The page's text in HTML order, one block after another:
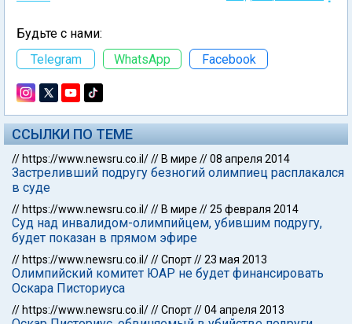
Будьте с нами:
Telegram
WhatsApp Facebook
ССЫЛКИ ПО ТЕМЕ
// https://www.newsru.co.il/// В мире //08 апреля 2014
Застреливший подругу безногий олимпиец расплакался
в суде
// https://www.newsru.co.il/// В мире //25 февраля 2014
Суд над инвалидом-олимпийцем, убившим подругу,
будет показан в прямом эфире
// https://www.newsru.co.il///Спорт//23 мая 2013
Олимпийский комитет ЮАР не будет финансировать
Оскара Писториуса
// https://www.newsru.co.il///Спорт//04 апреля 2013